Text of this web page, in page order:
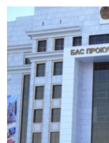
Skip
to
Search
ӘЛЕУМЕТ
ӘЛЕМ
АРНАЙЫ ЖОБАЛАР
Русский
ЖАЗЫЛЫҢЫЗ